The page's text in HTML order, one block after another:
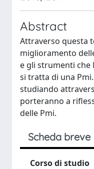
Abstract
Attraverso questa
miglioramento
e gli strumenti che
si tratta di una
studiando
porteranno a
delle Pmi.
Scheda breve
Corso di studio